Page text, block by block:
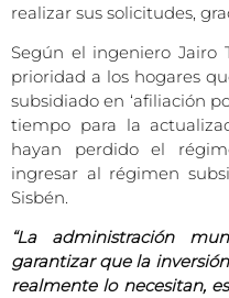
realizar sus solicitudes,
Según el ingeniero Jairo
prioridad a los hogares
subsidiado en ‘afiliación
tiempo para la
hayan perdido el
ingresar al régimen
Sisbén.
“La administración
garantizar que la
realmente lo necesitan,